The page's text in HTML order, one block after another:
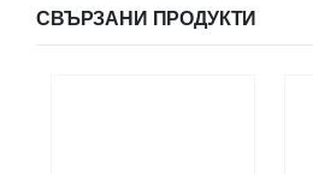
СВЪРЗАНИ ПРОДУКТИ